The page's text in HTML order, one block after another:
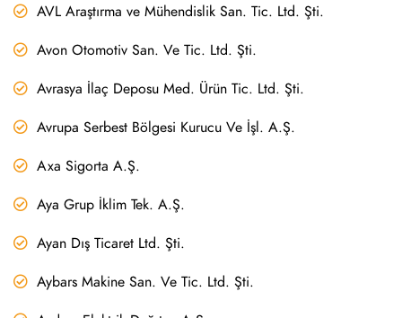
AVL Araştırma ve Mühendislik San. Tic. Ltd. Şti.
Avon Otomotiv San. Ve Tic. Ltd. Şti.
Avrasya İlaç Deposu Med. Ürün Tic. Ltd. Şti.
Avrupa Serbest Bölgesi Kurucu Ve İşl. A.Ş.
Axa Sigorta A.Ş.
Aya Grup İklim Tek. A.Ş.
Ayan Dış Ticaret Ltd. Şti.
Aybars Makine San. Ve Tic. Ltd. Şti.